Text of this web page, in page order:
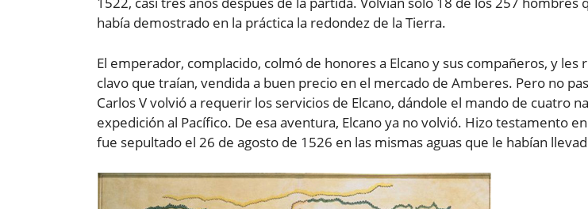
había demostrado en la práctica la redondez de la Tierra.
El emperador, complacido, colmó de honores a Elcano y sus compañeros, y les
clavo que traían, vendida a buen precio en el mercado de Amberes. Pero no
Carlos V volvió a requerir los servicios de Elcano, dándole el mando de cuatro
expedición al Pacífico. De esa aventura, Elcano ya no volvió. Hizo testamento
fue sepultado el 26 de agosto de 1526 en las mismas aguas que le habían